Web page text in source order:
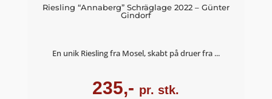
Riesling “Annaberg” Schräglage 2022 – Günter
Gindorf
En unik Riesling fra Mosel, skabt på druer fra ...
235,- pr. stk.